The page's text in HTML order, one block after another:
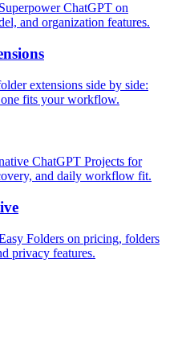
ChatGPT on
and organization features.
extensions side by side:
fits your workflow.
ChatGPT Projects for
and daily workflow fit.
Folders on pricing, folders
privacy features.